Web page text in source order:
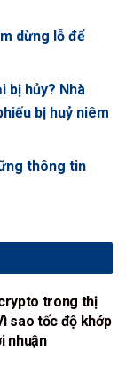
dừng lỗ để
bị hủy? Nhà
bị huỷ niêm
thông tin
trong thị
sao tốc độ khớp
nhuận